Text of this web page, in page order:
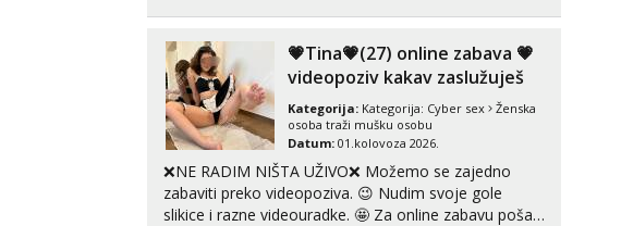
tel:0,93€ - mob:1,12€ min
Zara
Čekam tvoj poziv!
Tel:
tel:0,93€ - mob:1,12€ min
Anđela
nisi vidio. Uvijek sam spremna za ONLOINE zabavu...
💗Tina💗(27) online zabava 💗
videopoziv kakav zaslužuješ
Kategorija: Kategorija: Cyber sex
Ženska
osoba traži mušku osobu
Datum: 01.kolovoza 2026.
❌NE RADIM NIŠTA UŽIVO❌ Možemo se zajedno
zabaviti preko videopoziva. 😉 Nudim svoje gole
slikice i razne videouradke. 🤩 Za online zabavu pošalji